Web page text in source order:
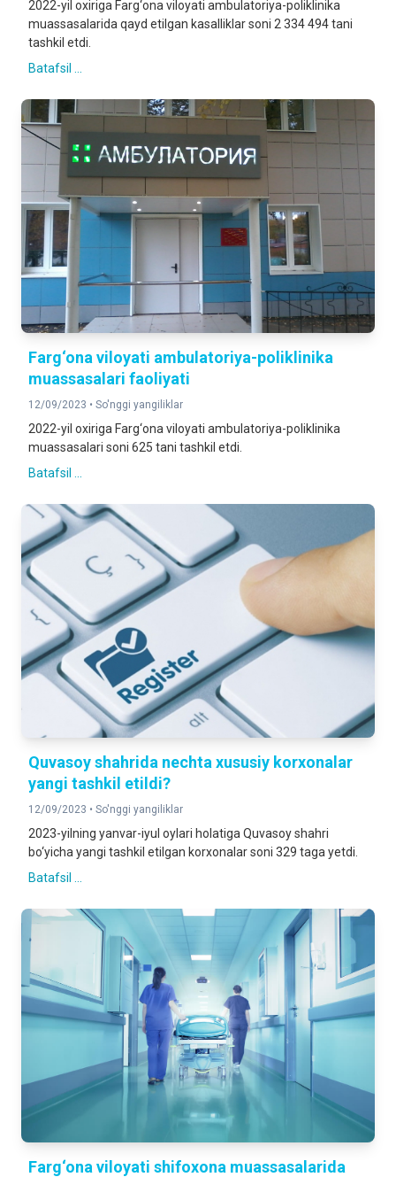
2022-yil oxiriga Farg‘ona viloyati ambulatoriya-poliklinika
muassasalarida qayd etilgan kasalliklar soni 2 334 494 tani
tashkil etdi.
Batafsil ...
Farg‘ona viloyati ambulatoriya-poliklinika
muassasalari faoliyati
12/09/2023 • So'nggi yangiliklar
2022-yil oxiriga Farg‘ona viloyati ambulatoriya-poliklinika
muassasalari soni 625 tani tashkil etdi.
Batafsil ...
Quvasoy shahrida nechta xususiy korxonalar
yangi tashkil etildi?
12/09/2023 • So'nggi yangiliklar
2023-yilning yanvar-iyul oylari holatiga Quvasoy shahri
bo‘yicha yangi tashkil etilgan korxonalar soni 329 taga yetdi.
Batafsil ...
Farg‘ona viloyati shifoxona muassasalarida